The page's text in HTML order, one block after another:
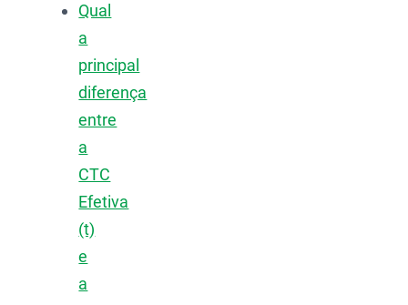
Qual
a
principal
diferença
entre
a
CTC
Efetiva
(t)
e
a